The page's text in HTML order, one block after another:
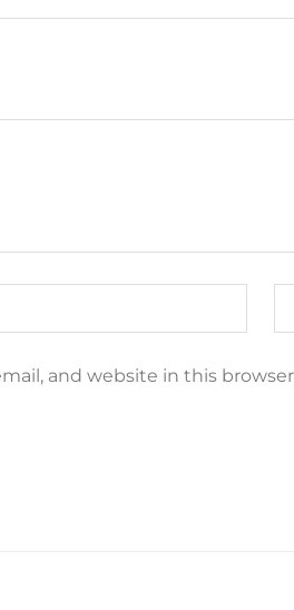
and website in this